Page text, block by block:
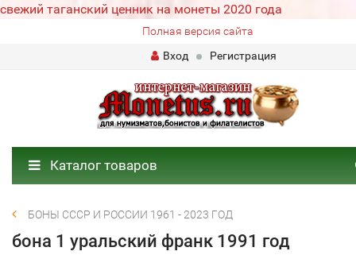
свежий таганский ценник на монеты 2020 года
Полная версия сайта
Вход
Регистрация
Каталог товаров
БОНЫ СССР И РОССИИ 1961 - 2023 ГОД
бона 1 уральский франк 1991 год